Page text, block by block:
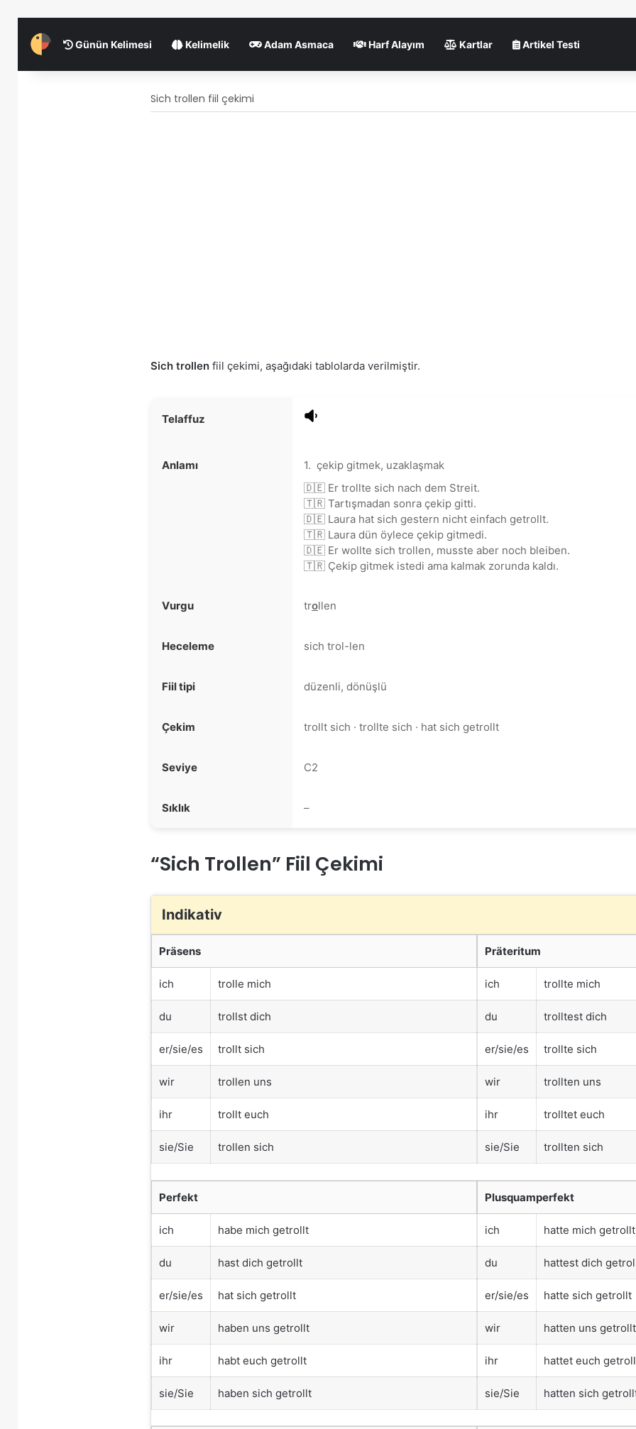
Günün Kelimesi Kelimelik Adam Asmaca Harf Alayım Kartlar Artikel Testi
Sich trollen fiil çekimi
Sich trollen fiil çekimi, aşağıdaki tablolarda verilmiştir.
Telaffuz
Anlamı
1. çekip gitmek, uzaklaşmak
🇩🇪 Er trollte sich nach dem Streit.
🇹🇷 Tartışmadan sonra çekip gitti.
🇩🇪 Laura hat sich gestern nicht einfach getrollt.
🇹🇷 Laura dün öylece çekip gitmedi.
🇩🇪 Er wollte sich trollen, musste aber noch bleiben.
🇹🇷 Çekip gitmek istedi ama kalmak zorunda kaldı.
Vurgu trollen
Heceleme sich trol-len
Fiil tipi düzenli, dönüşlü
Çekim trollt sich · trollte sich · hat sich getrollt
Seviye C2
Sıklık –
“Sich Trollen” Fiil Çekimi
Indikativ
Präsens
ich trolle mich
du trollst dich
er/sie/es trollt sich
wir trollen uns
ihr trollt euch
sie/Sie trollen sich
Präteritum
ich trollte mich
du trolltest dich
er/sie/es trollte sich
wir trollten uns
ihr trolltet euch
sie/Sie trollten sich
Perfekt
ich habe mich getrollt
du hast dich getrollt
er/sie/es hat sich getrollt
wir haben uns getrollt
ihr habt euch getrollt
sie/Sie haben sich getrollt
Plusquamperfekt
ich hatte mich getrollt
du hattest dich
er/sie/es hatte sich getrollt
wir hatten uns getrollt
ihr hattet euch
sie/Sie hatten sich